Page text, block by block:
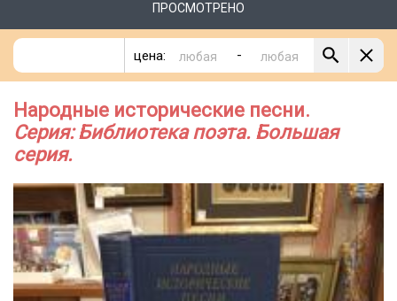
ПРОСМОТРЕНО
цена: -
Народные исторические песни.
Серия: Библиотека поэта. Большая
серия.